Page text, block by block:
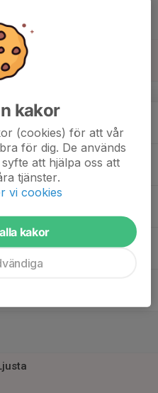
kakor
(cookies) för att vår
för dig. De används
att hjälpa oss att
tjänster.
vi cookies
kakor